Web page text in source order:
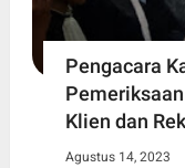
Pengacara
Klien dan
Agustus 14, 2023